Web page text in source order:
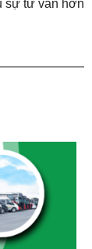
sự tư vấn hơn